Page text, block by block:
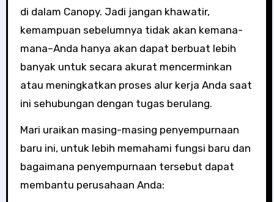
di dalam Canopy. Jadi jangan khawatir,
kemampuan sebelumnya tidak akan kemana-
mana–Anda hanya akan dapat berbuat lebih
banyak untuk secara akurat mencerminkan
atau meningkatkan proses alur kerja Anda saat
ini sehubungan dengan tugas berulang.
Mari uraikan masing-masing penyempurnaan
baru ini, untuk lebih memahami fungsi baru dan
bagaimana penyempurnaan tersebut dapat
membantu perusahaan Anda: